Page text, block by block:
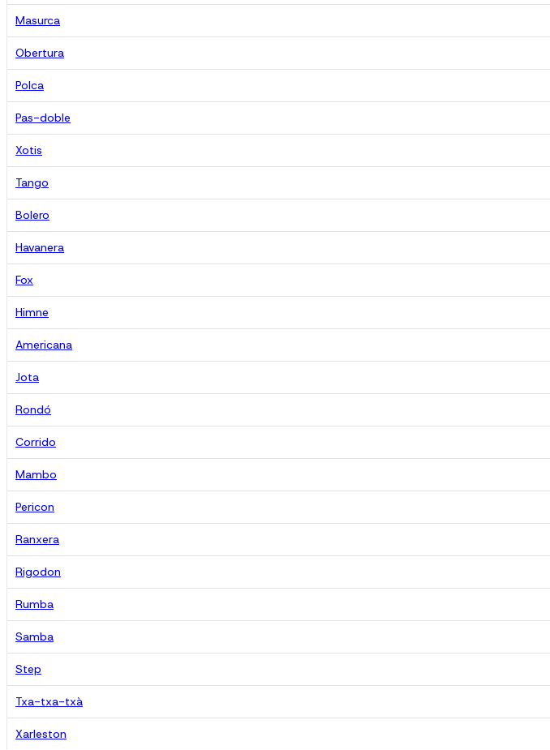
Masurca
Obertura
Polca
Pas-doble
Xotis
Tango
Bolero
Havanera
Fox
Himne
Americana
Jota
Rondó
Corrido
Mambo
Pericon
Ranxera
Rigodon
Rumba
Samba
Step
Txa-txa-txà
Xarleston